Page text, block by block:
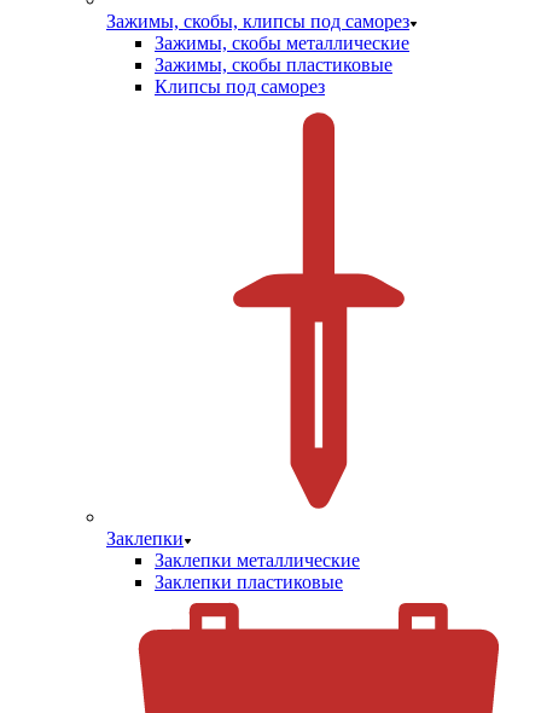
Зажимы, скобы, клипсы под саморез
Зажимы, скобы металлические
Зажимы, скобы пластиковые
Клипсы под саморез
Заклепки
Заклепки металлические
Заклепки пластиковые